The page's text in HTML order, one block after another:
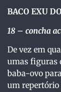
BACO EXU
18 – concha
De vez em
umas figuras
baba-ovo
um repertório